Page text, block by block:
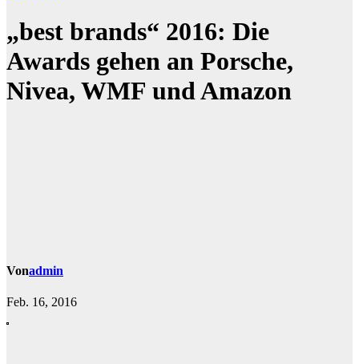
„best brands“ 2016: Die
Awards gehen an Porsche,
Nivea, WMF und Amazon
Vonadmin
Feb. 16, 2016